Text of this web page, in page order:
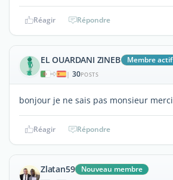
Réagir Répondre
EL OUARDANI ZINEB Membre actif
| 30POSTS
bonjour je ne sais pas monsieur merci
Réagir Répondre
Zlatan59 Nouveau membre